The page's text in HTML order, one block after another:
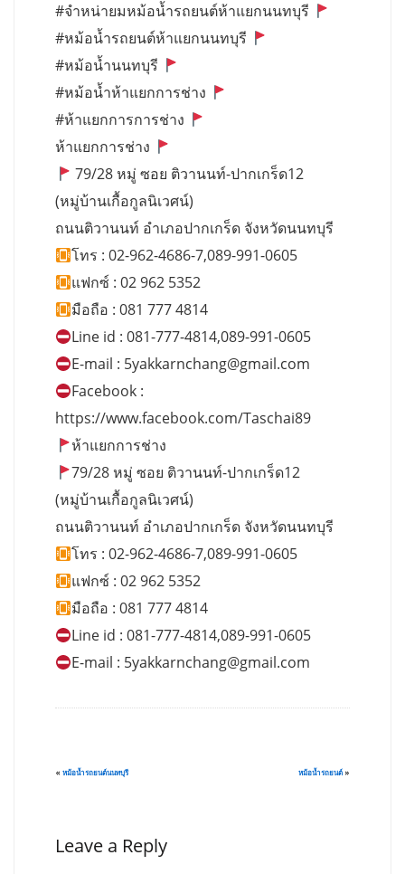
#จำหน่ายมหม้อน้ำรถยนต์ห้าแยกนนทบุรี
#หม้อน้ำรถยนต์ห้าแยกนนทบุรี
#หม้อน้ำนนทบุรี
#หม้อน้ำห้าแยกการช่าง
#ห้าแยกการการช่าง
ห้าแยกการช่าง
79/28 หมู่ ซอย ติวานนท์-ปากเกร็ด12
(หมู่บ้านเกื้อกูลนิเวศน์)
ถนนติวานนท์ อำเภอปากเกร็ด จังหวัดนนทบุรี
โทร : 02-962-4686-7,089-991-0605
แฟกซ์ : 02 962 5352
มือถือ : 081 777 4814
Line id : 081-777-4814,089-991-0605
E-mail : 5yakkarnchang@gmail.com
Facebook :
https://www.facebook.com/Taschai89
ห้าแยกการช่าง
79/28 หมู่ ซอย ติวานนท์-ปากเกร็ด12
(หมู่บ้านเกื้อกูลนิเวศน์)
ถนนติวานนท์ อำเภอปากเกร็ด จังหวัดนนทบุรี
โทร : 02-962-4686-7,089-991-0605
แฟกซ์ : 02 962 5352
มือถือ : 081 777 4814
Line id : 081-777-4814,089-991-0605
E-mail : 5yakkarnchang@gmail.com
« หม้อน้ำรถยนต์นนทบุรี หม้อน้ำรถยนต์ »
Leave a Reply